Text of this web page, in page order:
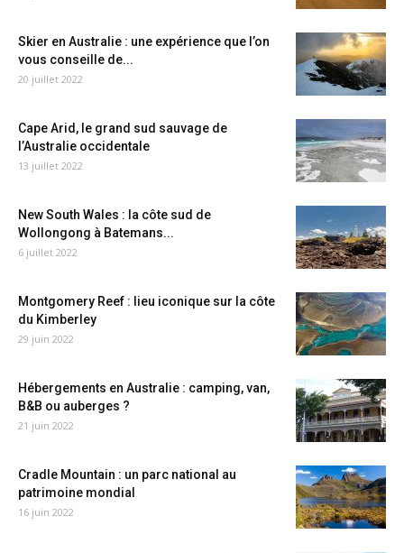
Skier en Australie : une expérience que l’on
vous conseille de...
20 juillet 2022
Cape Arid, le grand sud sauvage de
l’Australie occidentale
13 juillet 2022
New South Wales : la côte sud de
Wollongong à Batemans...
6 juillet 2022
Montgomery Reef : lieu iconique sur la côte
du Kimberley
29 juin 2022
Hébergements en Australie : camping, van,
B&B ou auberges ?
21 juin 2022
Cradle Mountain : un parc national au
patrimoine mondial
16 juin 2022